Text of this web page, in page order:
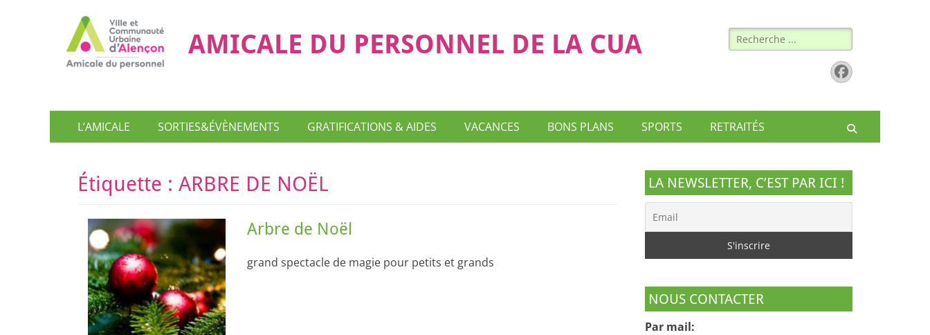
AMICALE DU PERSONNEL DE LA CUA Rechercher :
Facebook
Menu
principal
L’AMICALE SORTIES&ÉVÈNEMENTS GRATIFICATIONS & AIDES VACANCES BONS PLANS SPORTS RETRAITÉS
Étiquette : ARBRE DE NOËL
Arbre de Noël
grand spectacle de magie pour petits et grands
LA NEWSLETTER, C’EST PAR ICI !
NOUS CONTACTER
Par mail: